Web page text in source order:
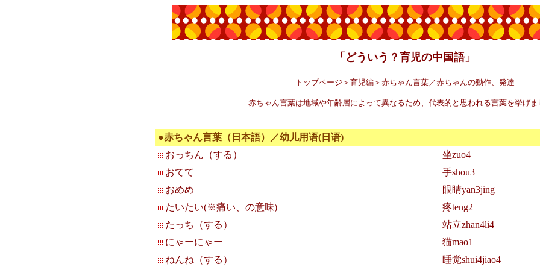
「どういう？育児の中国語」
トップページ ＞育児編＞赤ちゃん言葉／赤ちゃんの動作、発達
赤ちゃん言葉は地域や年齢層によって異なるため、代表的と思われる言葉を挙げま
●赤ちゃん言葉（日本語）／幼儿用语(日语)
おっちん（する）
坐zuo4
おてて
手shou3
おめめ
眼睛yan3jing
たいたい(※痛い、の意味)
疼teng2
たっち（する）
站立zhan4li4
にゃーにゃー
猫mao1
ねんね（する）
睡觉shui4jiao4